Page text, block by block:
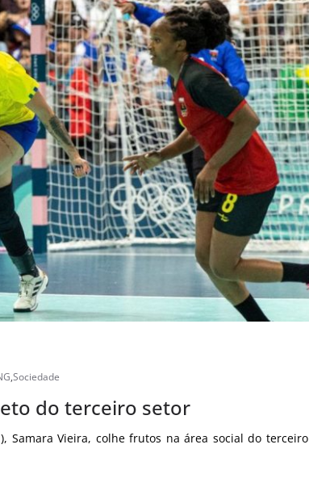
,Sociedade
do terceiro setor
Samara Vieira, colhe frutos na área social do terceiro